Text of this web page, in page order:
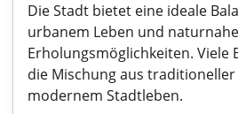
Die Stadt bietet eine ideale
urbanem Leben und
Erholungsmöglichkeiten. Viele
die Mischung aus
modernem Stadtleben.